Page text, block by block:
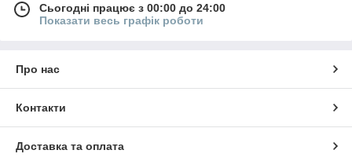
Сьогодні працює з 00:00 до 24:00
Показати весь графік роботи
Про нас
Контакти
Доставка та оплата